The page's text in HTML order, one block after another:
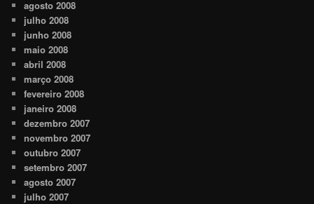
agosto 2008
julho 2008
junho 2008
maio 2008
abril 2008
março 2008
fevereiro 2008
janeiro 2008
dezembro 2007
novembro 2007
outubro 2007
setembro 2007
agosto 2007
julho 2007